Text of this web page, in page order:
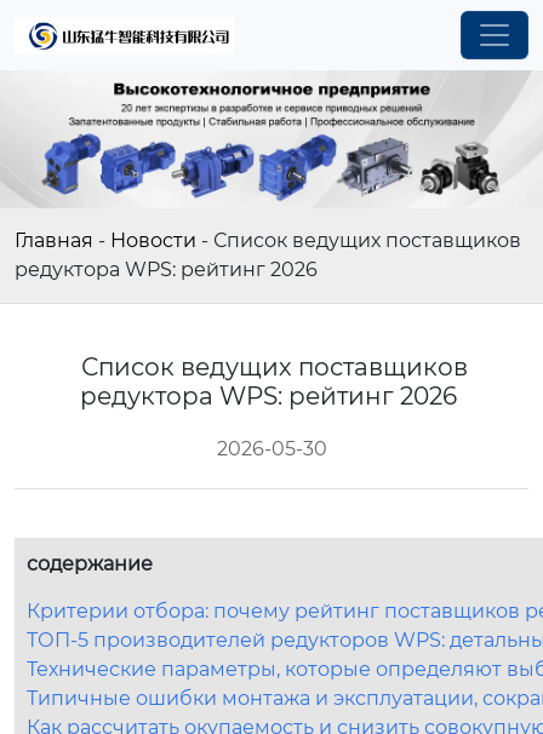
Главная - Новости - Список ведущих поставщиков
редуктора WPS: рейтинг 2026
Список ведущих поставщиков
редуктора WPS: рейтинг 2026
2026-05-30
содержание
Критерии отбора: почему рейтинг поставщиков
ТОП-5 производителей редукторов WPS:
Технические параметры, которые определяют
Типичные ошибки монтажа и эксплуатации,
Как рассчитать окупаемость и снизить